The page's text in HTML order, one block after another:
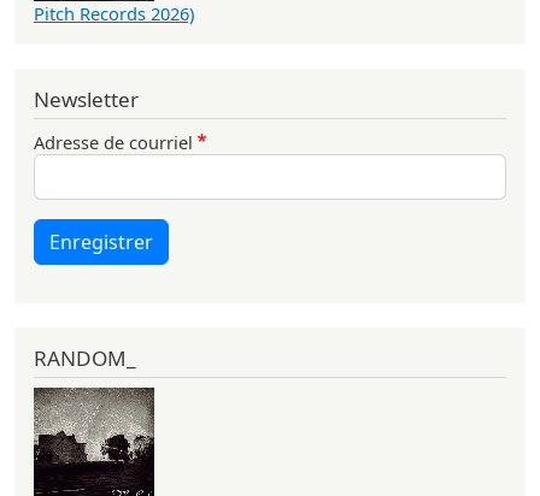
Pitch Records 2026)
Newsletter
Adresse de courriel
Enregistrer
RANDOM_